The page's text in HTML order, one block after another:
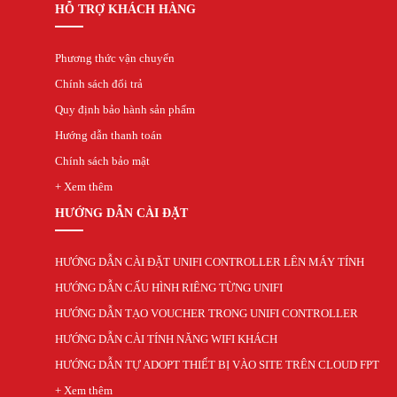
Deceptive-Bytes-vs-Kaspersky
Deceptive-Bytes-vs-Palo-Alto
Deceptive-Bytes-vs-Panda
Đầu Thu HIKvison
Đầu Thu Dahua
COMMSCOPE/AMP
Cáp mạng HIKvision
HỖ TRỢ KHÁCH HÀNG
Phương thức vận chuyển
Chính sách đổi trả
Quy định bảo hành sản phẩm
Hướng dẫn thanh toán
Chính sách bảo mật
+ Xem thêm
HƯỚNG DẪN CÀI ĐẶT
HƯỚNG DẪN CÀI ĐẶT UNIFI CONTROLLER LÊN MÁY TÍNH
HƯỚNG DẪN CẤU HÌNH RIÊNG TỪNG UNIFI
HƯỚNG DẪN TẠO VOUCHER TRONG UNIFI CONTROLLER
HƯỚNG DẪN CÀI TÍNH NĂNG WIFI KHÁCH
HƯỚNG DẪN TỰ ADOPT THIẾT BỊ VÀO SITE TRÊN CLOUD FPT
+ Xem thêm